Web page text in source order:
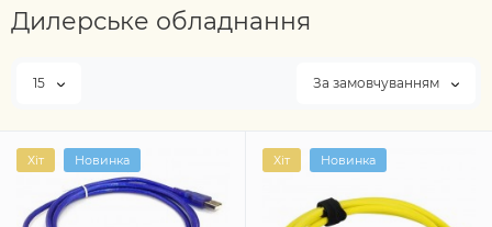
Дилерське обладнання
15 За замовчуванням
Хіт Новинка Хіт Новинка